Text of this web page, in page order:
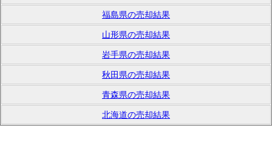
福島県の売却結果
山形県の売却結果
岩手県の売却結果
秋田県の売却結果
青森県の売却結果
北海道の売却結果